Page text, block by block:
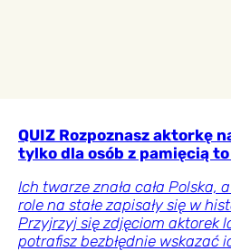
QUIZ Rozpoznasz aktorkę
tylko dla osób z pamięcią
Ich twarze znała cała Polska,
role na stałe zapisały się w
Przyjrzyj się zdjęciom aktorek
potrafisz bezbłędnie wskazać